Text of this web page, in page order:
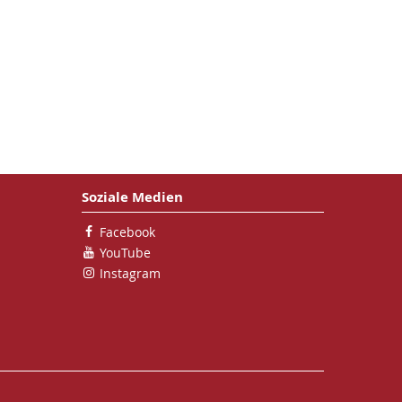
Soziale Medien
Facebook
YouTube
Instagram